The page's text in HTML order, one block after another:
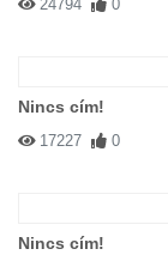
24794 0
Nincs cím!
17227 0
Nincs cím!